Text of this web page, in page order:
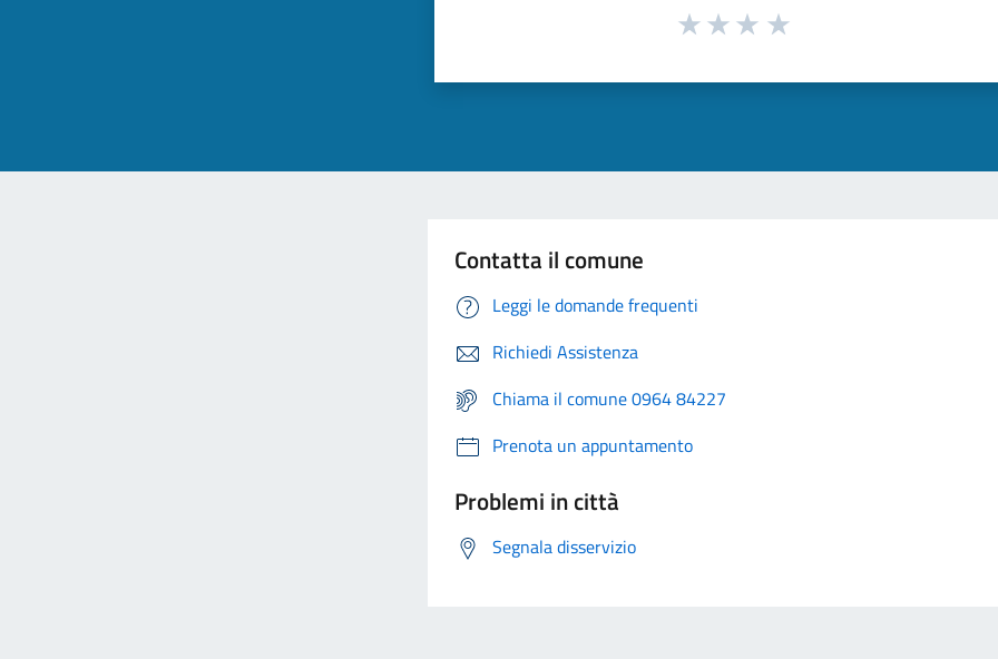
Contatta il comune
Leggi le domande frequenti
Richiedi Assistenza
Chiama il comune 0964 84227
Prenota un appuntamento
Problemi in città
Segnala disservizio